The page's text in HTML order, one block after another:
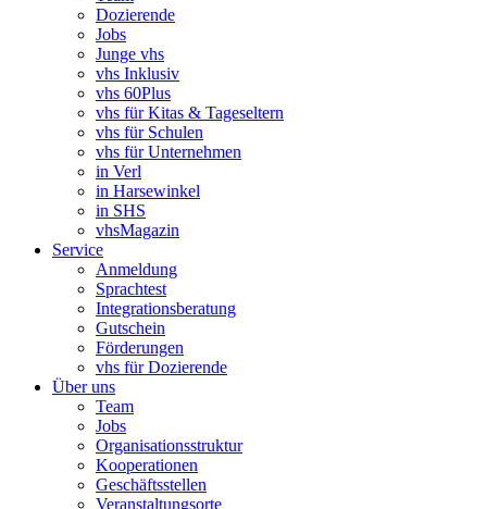
Dozierende
Jobs
Junge vhs
vhs Inklusiv
vhs 60Plus
vhs für Kitas & Tageseltern
vhs für Schulen
vhs für Unternehmen
in Verl
in Harsewinkel
in SHS
vhsMagazin
Service
Anmeldung
Sprachtest
Integrationsberatung
Gutschein
Förderungen
vhs für Dozierende
Über uns
Team
Jobs
Organisationsstruktur
Kooperationen
Geschäftsstellen
Veranstaltungsorte